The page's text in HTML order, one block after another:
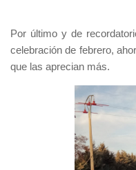
Por último y de
celebración de febrero,
que las aprecian más.